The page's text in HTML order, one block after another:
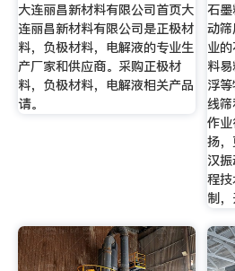
大连丽昌新材料有限公司首页大
连丽昌新材料有限公司是正极材
料，负极材料，电解液的专业生
产厂家和供应商。采购正极材
料，负极材料，电解液相关产品
请。
石
动
业
料
浮
线
作
扬
汉
程
制